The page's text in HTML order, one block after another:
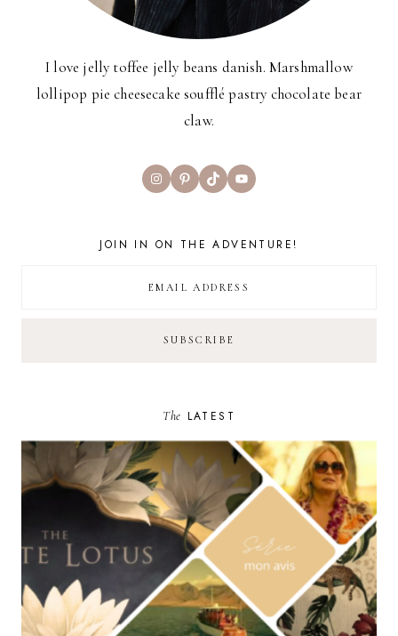
I love jelly toffee jelly beans danish. Marshmallow
lollipop pie cheesecake soufflé pastry chocolate bear
claw.
InstagramPinterest
TikTokYouTube
JOIN IN ON THE ADVENTURE!
The LATEST